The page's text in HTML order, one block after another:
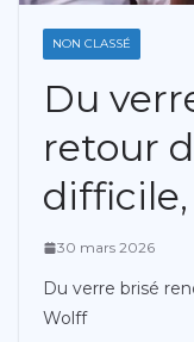
NON CLASSÉ
Du
retour
30 mars 2026
Du verre brisé
Wolff